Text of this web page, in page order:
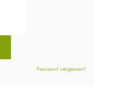
Passwort vergessen?